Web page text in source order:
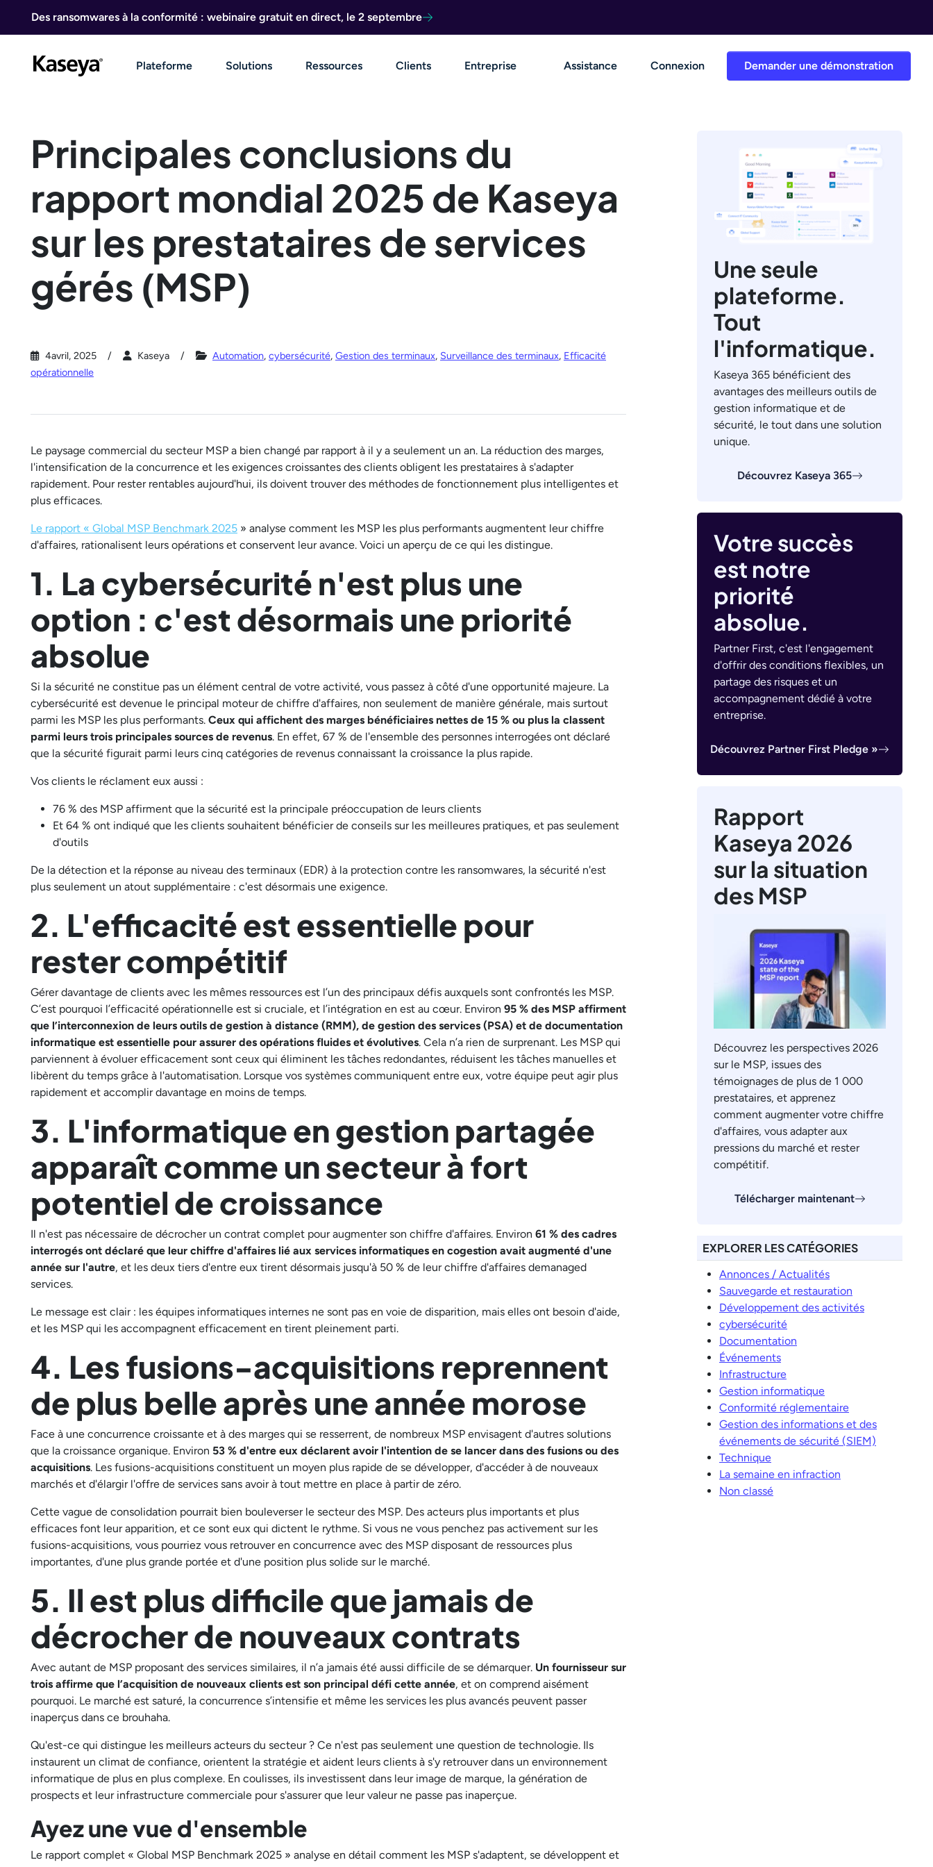
Des ransomwares à la conformité : webinaire gratuit en direct, le 2 septembre
Demander une démonstration
Plateforme Solutions Ressources Clients Entreprise Assistance Connexion
Principales conclusions du
rapport mondial 2025 de Kaseya
sur les prestataires de services
gérés (MSP)
4avril, 2025 Kaseya Automation, cybersécurité, Gestion des terminaux, Surveillance des terminaux, Efficacité
opérationnelle
Le paysage commercial du secteur MSP a bien changé par rapport à il y a seulement un an. La réduction des marges,
l'intensification de la concurrence et les exigences croissantes des clients obligent les prestataires à s'adapter
rapidement. Pour rester rentables aujourd'hui, ils doivent trouver des méthodes de fonctionnement plus intelligentes et
plus efficaces.
Le rapport « Global MSP Benchmark 2025 » analyse comment les MSP les plus performants augmentent leur chiffre
d'affaires, rationalisent leurs opérations et conservent leur avance. Voici un aperçu de ce qui les distingue.
1. La cybersécurité n'est plus une
option : c'est désormais une priorité
absolue
Si la sécurité ne constitue pas un élément central de votre activité, vous passez à côté d'une opportunité majeure. La
cybersécurité est devenue le principal moteur de chiffre d'affaires, non seulement de manière générale, mais surtout
parmi les MSP les plus performants. Ceux qui affichent des marges bénéficiaires nettes de 15 % ou plus la classent
parmi leurs trois principales sources de revenus. En effet, 67 % de l'ensemble des personnes interrogées ont déclaré
que la sécurité figurait parmi leurs cinq catégories de revenus connaissant la croissance la plus rapide.
Vos clients le réclament eux aussi :
76 % des MSP affirment que la sécurité est la principale préoccupation de leurs clients
Et 64 % ont indiqué que les clients souhaitent bénéficier de conseils sur les meilleures pratiques, et pas seulement
d'outils
De la détection et la réponse au niveau des terminaux (EDR) à la protection contre les ransomwares, la sécurité n'est
plus seulement un atout supplémentaire : c'est désormais une exigence.
2. L'efficacité est essentielle pour
rester compétitif
Gérer davantage de clients avec les mêmes ressources est l’un des principaux défis auxquels sont confrontés les MSP.
C’est pourquoi l’efficacité opérationnelle est si cruciale, et l’intégration en est au cœur. Environ 95 % des MSP affirment
que l’interconnexion de leurs outils de gestion à distance (RMM), de gestion des services (PSA) et de documentation
informatique est essentielle pour assurer des opérations fluides et évolutives. Cela n’a rien de surprenant. Les MSP qui
parviennent à évoluer efficacement sont ceux qui éliminent les tâches redondantes, réduisent les tâches manuelles et
libèrent du temps grâce à l'automatisation. Lorsque vos systèmes communiquent entre eux, votre équipe peut agir plus
rapidement et accomplir davantage en moins de temps.
3. L'informatique en gestion partagée
apparaît comme un secteur à fort
potentiel de croissance
Il n'est pas nécessaire de décrocher un contrat complet pour augmenter son chiffre d'affaires. Environ 61 % des cadres
interrogés ont déclaré que leur chiffre d'affaires lié aux services informatiques en cogestion avait augmenté d'une
année sur l'autre, et les deux tiers d'entre eux tirent désormais jusqu'à 50 % de leur chiffre d'affaires demanaged
services.
Le message est clair : les équipes informatiques internes ne sont pas en voie de disparition, mais elles ont besoin d'aide,
et les MSP qui les accompagnent efficacement en tirent pleinement parti.
4. Les fusions-acquisitions reprennent
de plus belle après une année morose
Face à une concurrence croissante et à des marges qui se resserrent, de nombreux MSP envisagent d'autres solutions
que la croissance organique. Environ 53 % d'entre eux déclarent avoir l'intention de se lancer dans des fusions ou des
acquisitions. Les fusions-acquisitions constituent un moyen plus rapide de se développer, d'accéder à de nouveaux
marchés et d'élargir l'offre de services sans avoir à tout mettre en place à partir de zéro.
Cette vague de consolidation pourrait bien bouleverser le secteur des MSP. Des acteurs plus importants et plus
efficaces font leur apparition, et ce sont eux qui dictent le rythme. Si vous ne vous penchez pas activement sur les
fusions-acquisitions, vous pourriez vous retrouver en concurrence avec des MSP disposant de ressources plus
importantes, d'une plus grande portée et d'une position plus solide sur le marché.
5. Il est plus difficile que jamais de
décrocher de nouveaux contrats
Avec autant de MSP proposant des services similaires, il n’a jamais été aussi difficile de se démarquer. Un fournisseur sur
trois affirme que l’acquisition de nouveaux clients est son principal défi cette année, et on comprend aisément
pourquoi. Le marché est saturé, la concurrence s’intensifie et même les services les plus avancés peuvent passer
inaperçus dans ce brouhaha.
Qu'est-ce qui distingue les meilleurs acteurs du secteur ? Ce n'est pas seulement une question de technologie. Ils
instaurent un climat de confiance, orientent la stratégie et aident leurs clients à s'y retrouver dans un environnement
informatique de plus en plus complexe. En coulisses, ils investissent dans leur image de marque, la génération de
prospects et leur infrastructure commerciale pour s'assurer que leur valeur ne passe pas inaperçue.
Ayez une vue d'ensemble
Le rapport complet « Global MSP Benchmark 2025 » analyse en détail comment les MSP s'adaptent, se développent et
Une seule
plateforme.
Tout
l'informatique.
Kaseya 365 bénéficient des
avantages des meilleurs outils de
gestion informatique et de
sécurité, le tout dans une solution
unique.
Découvrez Kaseya 365
Votre succès
est notre
priorité
absolue.
Partner First, c'est l'engagement
d'offrir des conditions flexibles, un
partage des risques et un
accompagnement dédié à votre
entreprise.
Découvrez Partner First Pledge »
Rapport
Kaseya 2026
sur la situation
des MSP
Découvrez les perspectives 2026
sur le MSP, issues des
témoignages de plus de 1 000
prestataires, et apprenez
comment augmenter votre chiffre
d'affaires, vous adapter aux
pressions du marché et rester
compétitif.
Télécharger maintenant
EXPLORER LES CATÉGORIES
Annonces / Actualités
Sauvegarde et restauration
Développement des activités
cybersécurité
Documentation
Événements
Infrastructure
Gestion informatique
Conformité réglementaire
Gestion des informations et des
événements de sécurité (SIEM)
Technique
La semaine en infraction
Non classé